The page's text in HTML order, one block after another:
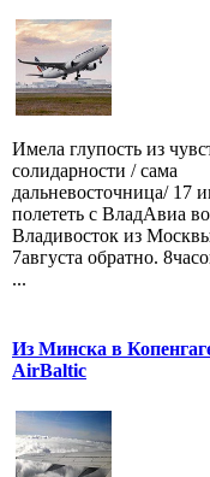
Имела глупость из
солидарности / сама
дальневосточница/ 17
полететь с ВладАвиа во
Владивосток из
7августа обратно.
...
Из Минска в
AirBaltic